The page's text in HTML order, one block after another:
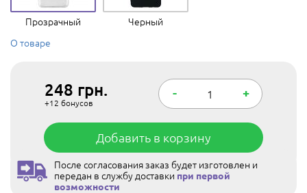
Прозрачный
Черный
О товаре
248 грн.
+12 бонусов
- +
Добавить в корзину
После согласования заказ будет изготовлен и
передан в службу доставки при первой
возможности